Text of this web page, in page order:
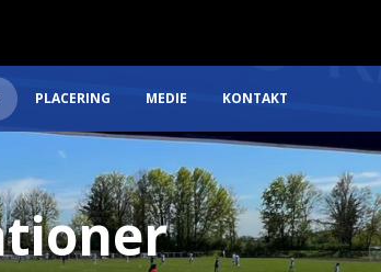
PLACERING MEDIE KONTAKT